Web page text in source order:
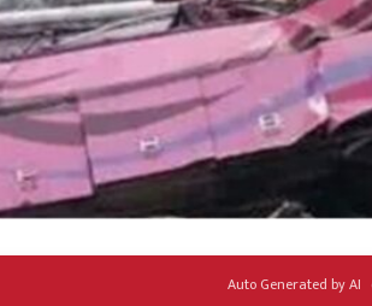
Auto Generated by AI